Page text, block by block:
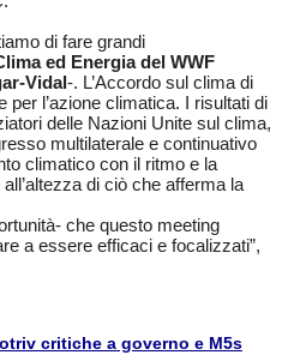
di fare grandi
ed Energia del WWF
Vidal-. L’Accordo sul clima di
per l’azione climatica. I risultati di
delle Nazioni Unite sul clima,
multilaterale e continuativo
climatico con il ritmo e la
di ciò che afferma la
che questo meeting
a essere efficaci e focalizzati”,
critiche a governo e M5s